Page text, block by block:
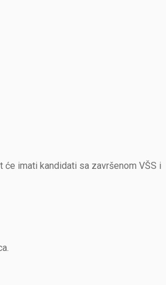
će imati kandidati sa završenom VŠS i